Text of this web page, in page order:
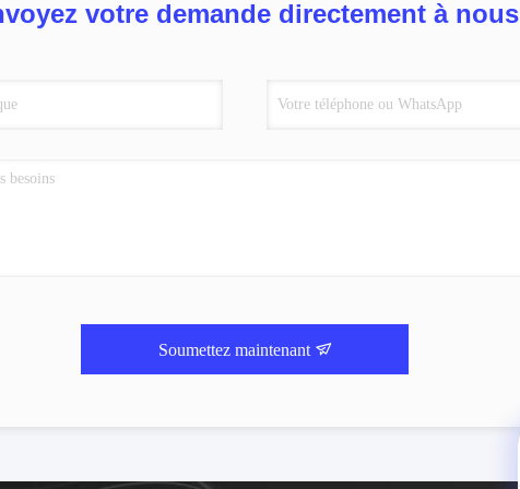
votre demande directement à nous
Soumettez maintenant